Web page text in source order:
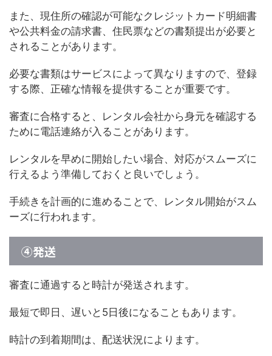
また、現住所の確認が可能なクレジットカード明細書
や公共料金の請求書、住民票などの書類提出が必要と
されることがあります。
必要な書類はサービスによって異なりますので、登録
する際、正確な情報を提供することが重要です。
審査に合格すると、レンタル会社から身元を確認する
ために電話連絡が入ることがあります。
レンタルを早めに開始したい場合、対応がスムーズに
行えるよう準備しておくと良いでしょう。
手続きを計画的に進めることで、レンタル開始がスム
ーズに行われます。
④発送
審査に通過すると時計が発送されます。
最短で即日、遅いと5日後になることもあります。
時計の到着期間は、配送状況によります。